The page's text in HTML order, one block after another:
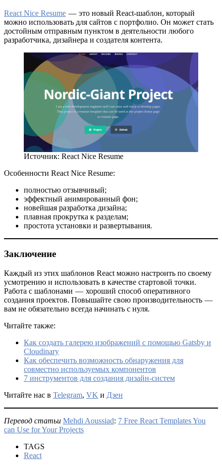
React Nice Resume — это новый React-шаблон, который
можно использовать для сайтов с портфолио. Он может стать
достойным отправным пунктом в деятельности любого
разработчика, дизайнера и создателя контента.
Источник: React Nice Resume
Особенности React Nice Resume:
полностью отзывчивый;
эффектный анимированный фон;
новейшая разработка дизайна;
плавная прокрутка к разделам;
простота установки и развертывания.
Заключение
Каждый из этих шаблонов React можно настроить по своему
усмотрению и использовать в качестве стартовой точки.
Работа с шаблонами — хороший способ оперативного
создания проектов. Повышайте свою производительность —
вам не обязательно всегда начинать с нуля.
Читайте также:
Как создать галерею изображений с помощью Gatsby и
Cloudinary
Как обеспечить возможность обнаружения для
совместно используемых компонентов
7 инструментов для создания дизайн-систем
Читайте нас в Telegram, VK и Дзен
Перевод статьи Mehdi Aoussiad: 7 Free React Templates You
can Use for Your Projects
TAGS
React